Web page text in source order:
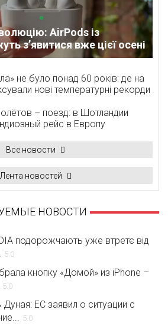
AirPods із
з’явитися вже цієї осені
не було понад 60 років: де на
нові температурні рекорди
– поезд: в Шотландии
рейс в Европу
Все новости
Лента новостей
НОВОСТИ
подорожчають уже втретє від
5.0
кнопку «Домой» из iPhone –
5.0
Дуная: ЕС заявил о ситуации с
5.0